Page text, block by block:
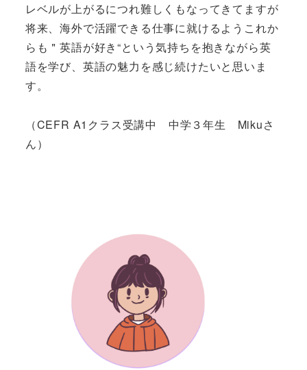
レベルが上がるにつれ難しくもなってきてますが
将来、海外で活躍できる仕事に就けるようこれか
らも＂英語が好き“という気持ちを抱きながら英
語を学び、英語の魅力を感じ続けたいと思いま
す。
（CEFR A1クラス受講中 中学３年生 Mikuさ
ん）